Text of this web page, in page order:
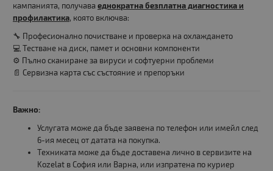
кампанията, получава еднократна безплатна диагностика и
профилактика, която включва:
🔧 Професионално почистване и проверка на охлаждането
💻 Тестване на диск, памет и основни компоненти
⚙️ Пълно сканиране за вируси и софтуерни проблеми
📄 Сервизна карта със състояние и препоръки
Важно:
Услугата може да бъде заявена по телефон или имейл след
6-ия месец от датата на покупка.
Техниката може да бъде доставена лично в сервизите на
Kozelat в София или Варна, или изпратена по куриер